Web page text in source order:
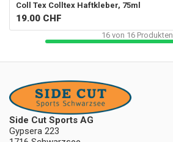
Coll Tex Colltex Haftkleber, 75ml
19.00 CHF
16von 16Produkten
Side Cut Sports AG
Gypsera 223